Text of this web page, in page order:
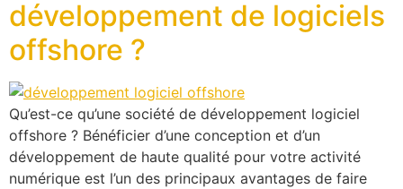
développement de logiciels
offshore ?
Qu’est-ce qu’une société de développement logiciel
offshore ? Bénéficier d’une conception et d’un
développement de haute qualité pour votre activité
numérique est l’un des principaux avantages de faire